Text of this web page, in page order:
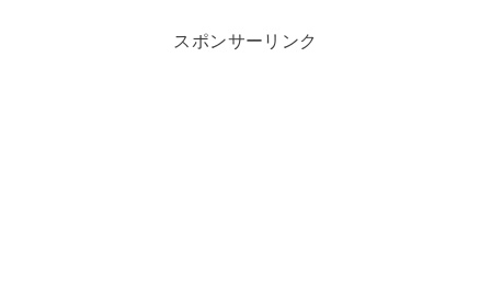
スポンサーリンク